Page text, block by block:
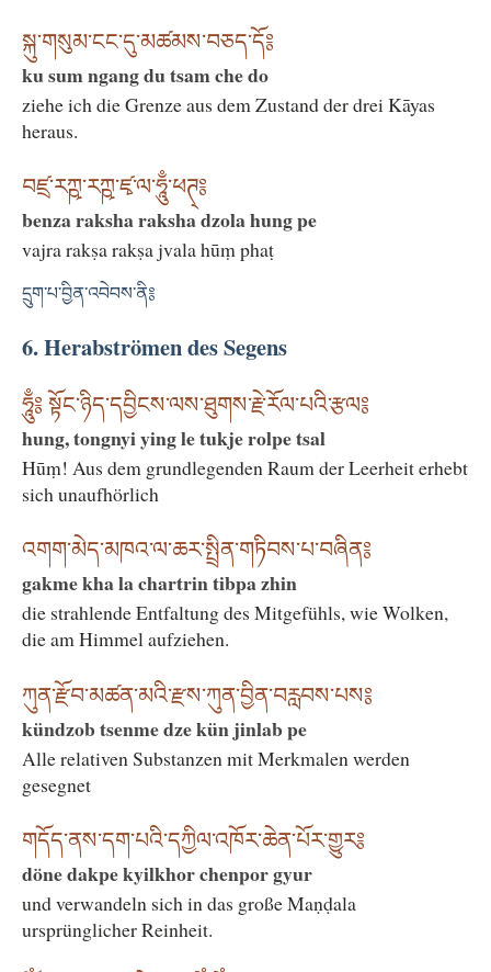
སྐུ་གསུམ་ངང་དུ་མཚམས་བཅད་དོ༔
ku sum ngang du tsam che do
ziehe ich die Grenze aus dem Zustand der drei Kāyas
heraus.
བཛྲ་རཀྵ་རཀྵ་ཛྭ་ལ་ཧཱུྃ་ཕཊ྄༔
benza raksha raksha dzola hung pe
vajra rakṣa rakṣa jvala hūṃ phaṭ
དྲུག་པ་བྱིན་འབེབས་ནི༔
6. Herabströmen des Segens
ཧཱུྃ༔ སྟོང་ཉིད་དབྱིངས་ལས་ཐུགས་རྗེ་རོལ་པའི་རྩལ༔
hung, tongnyi ying le tukje rolpe tsal
Hūṃ! Aus dem grundlegenden Raum der Leerheit erhebt
sich unaufhörlich
འགག་མེད་མཁའ་ལ་ཆར་སྤྲིན་གཏིབས་པ་བཞིན༔
gakme kha la chartrin tibpa zhin
die strahlende Entfaltung des Mitgefühls, wie Wolken,
die am Himmel aufziehen.
ཀུན་རྫོབ་མཚན་མའི་རྫས་ཀུན་བྱིན་བརླབས་པས༔
kündzob tsenme dze kün jinlab pe
Alle relativen Substanzen mit Merkmalen werden
gesegnet
གདོད་ནས་དག་པའི་དཀྱིལ་འཁོར་ཆེན་པོར་གྱུར༔
döne dakpe kyilkhor chenpor gyur
und verwandeln sich in das große Maṇḍala
ursprünglicher Reinheit.